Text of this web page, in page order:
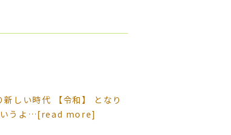
しい時代 【令和】 となり
うよ…[read more]